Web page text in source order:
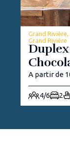
Grand
Grand Rivière
A partir de
4/6 2